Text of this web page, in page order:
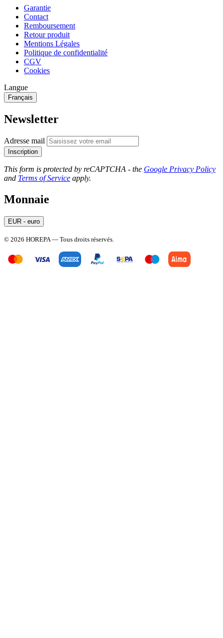
Garantie
Contact
Remboursement
Retour produit
Mentions Légales
Politique de confidentialité
CGV
Cookies
Langue
Français
Newsletter
Adresse mail
Inscription
This form is protected by reCAPTCHA - the Google Privacy Policy
and Terms of Service apply.
Monnaie
EUR - euro
© 2026 HOREPA — Tous droits réservés.